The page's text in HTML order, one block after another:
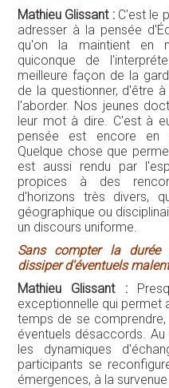
Mathieu Glissant :C'est le
adresser à la pensée
qu'on la maintient en
quiconque de
meilleure façon de la
de la questionner, d'être
l'aborder. Nos jeunes
leur mot à dire. C'est à
pensée est encore en
Quelque chose que
est aussi rendu par
propices à des
d'horizons très divers,
géographique ou
un discours uniforme.
Sans compter la
dissiper d'éventuels
Mathieu Glissant :
exceptionnelle qui permet
temps de se
éventuels désaccords.
les dynamiques
participants se
émergences, à la